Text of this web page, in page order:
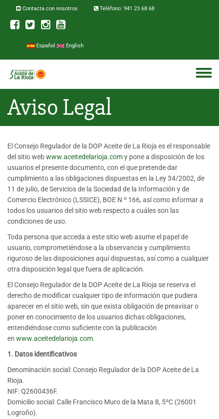
Pasar al contenido principal
Contacta con nosotros Teléfono: 941 23 68 68
Español English
Toggle
menu
Aviso Legal
El Consejo Regulador de la DOP Aceite de La Rioja es el responsable
del sitio webwww.aceitedelarioja.comy pone a disposición de los
usuarios el presente documento, con el que pretende dar
cumplimiento a las obligaciones dispuestas en la Ley 34/2002, de
11 de julio, de Servicios de la Sociedad de la Información y de
Comercio Electrónico (LSSICE), BOE N º 166, así como informar a
todos los usuarios del sitio web respecto a cuáles son las
condiciones de uso.
Toda persona que acceda a este sitio web asume el papel de
usuario, comprometiéndose a la observancia y cumplimiento
riguroso de las disposiciones aquí dispuestas, así como a cualquier
otra disposición legal que fuera de aplicación.
El Consejo Regulador de la DOP Aceite de La Rioja se reserva el
derecho de modificar cualquier tipo de información que pudiera
aparecer en el sitio web, sin que exista obligación de preavisar o
poner en conocimiento de los usuarios dichas obligaciones,
entendiéndose como suficiente con la publicación
en www.aceitedelarioja.com.
1. Datos identificativos
Denominación social: Consejo Regulador de la DOP Aceite de La
Rioja.
NIF: Q2600436F.
Domicilio social: Calle Francisco Muro de la Mata 8, 5ºC (26001
Logroño).